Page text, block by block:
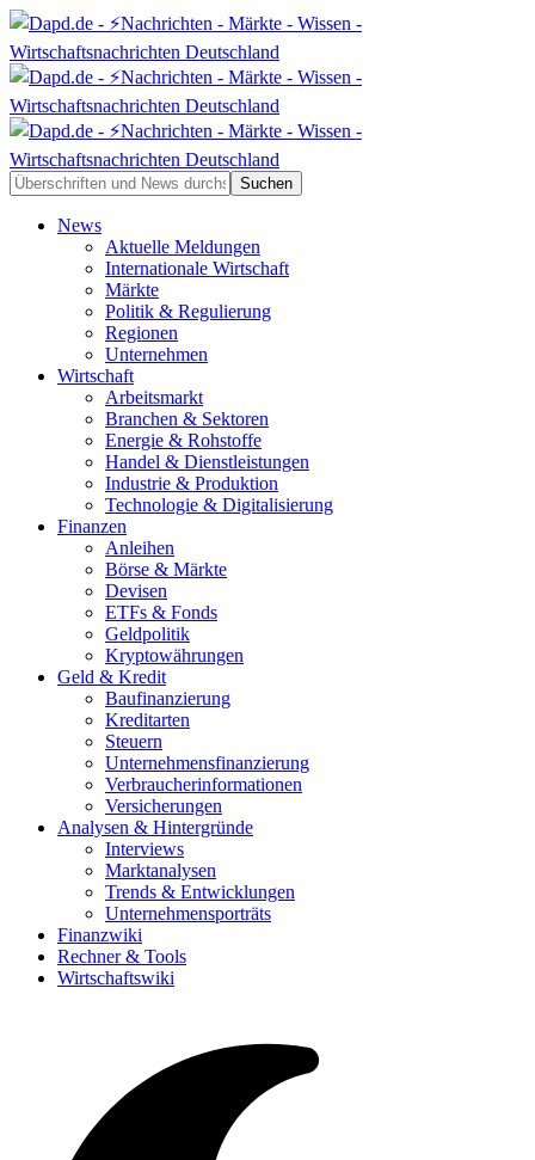
News
Aktuelle Meldungen
Internationale Wirtschaft
Märkte
Politik & Regulierung
Regionen
Unternehmen
Wirtschaft
Arbeitsmarkt
Branchen & Sektoren
Energie & Rohstoffe
Handel & Dienstleistungen
Industrie & Produktion
Technologie & Digitalisierung
Finanzen
Anleihen
Börse & Märkte
Devisen
ETFs & Fonds
Geldpolitik
Kryptowährungen
Geld & Kredit
Baufinanzierung
Kreditarten
Steuern
Unternehmensfinanzierung
Verbraucherinformationen
Versicherungen
Analysen & Hintergründe
Interviews
Marktanalysen
Trends & Entwicklungen
Unternehmensporträts
Finanzwiki
Rechner & Tools
Wirtschaftswiki